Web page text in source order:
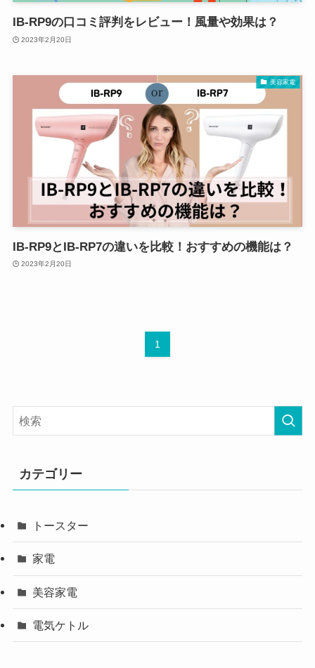
IB-RP9の口コミ評判をレビュー！風量や効果は？
2023年2月20日
美容家電
IB-RP9とIB-RP7の違いを比較！おすすめの機能は？
2023年2月20日
1
カテゴリー
トースター
家電
美容家電
電気ケトル